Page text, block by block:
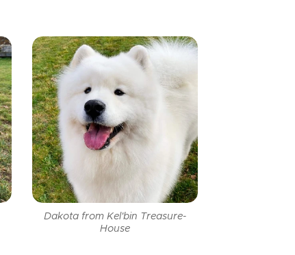
Dakota from Kel'bin Treasure-
House